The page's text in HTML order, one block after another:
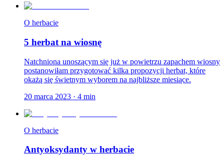
O herbacie
5 herbat na wiosnę
Natchniona unoszącym się już w powietrzu zapachem wiosny
postanowiłam przygotować kilka propozycji herbat, które
okażą się świetnym wyborem na najbliższe miesiące.
20 marca 2023 · 4 min
O herbacie
Antyoksydanty w herbacie